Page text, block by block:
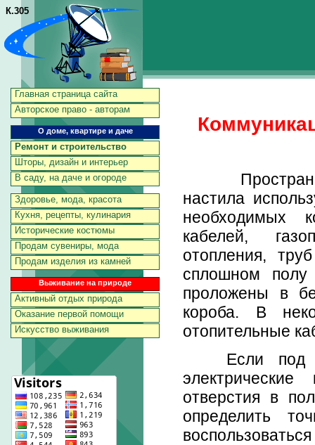
К.305
Главная страница сайта
Авторское право - авторам
О доме, квартире и даче
Ремонт и строительство
Шторы, дизайн и интерьер
В саду, на даче и огороде
Здоровье, мода, красота
Кухня, рецепты, кулинария
Исторические костюмы
Продам сувениры, мода
Продам изделия из камней
Выживание на природе
Активный отдых природа
Оказание первой помощи
Искусство выживания
настила
необходимых
кабелей,
отопления,
сплошном полу
проложены в
короба. В
отопительные
Если под
отверстия в
определить